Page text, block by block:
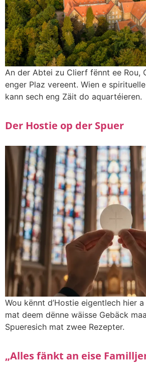
An der Abtei zu Clierf fënnt ee Rou,
enger Plaz vereent. Wien e
kann sech eng Zäit do aquartéieren.
Der Hostie op der Spuer
Wou kënnt d’Hostie eigentlech hier
mat deem dënne wäisse Gebäck
Spueresich mat zwee Rezepter.
„Alles fänkt an eise